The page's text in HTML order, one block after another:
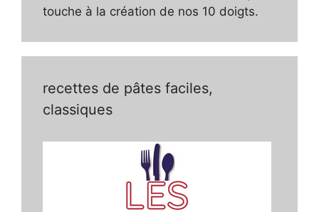
touche à la création de nos 10 doigts.
recettes de pâtes faciles,
classiques